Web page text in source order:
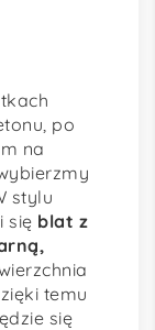
po
na
stylu
się blat z
temu
się